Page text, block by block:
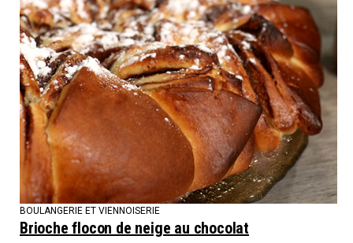
BOULANGERIE ET VIENNOISERIE
Brioche flocon de neige au chocolat